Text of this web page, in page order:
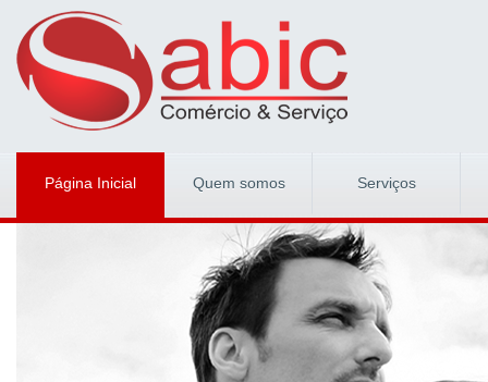
Página Inicial Quem somos Serviços